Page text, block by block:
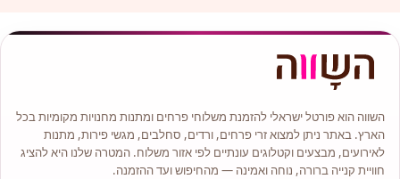
השווה הוא פורטל ישראלי להזמנת משלוחי פרחים ומתנות מחנויות מקומיות בכל
הארץ. באתר ניתן למצוא זרי פרחים, ורדים, סחלבים, מגשי פירות, מתנות
לאירועים, מבצעים וקטלוגים עונתיים לפי אזור משלוח. המטרה שלנו היא להציג
חוויית קנייה ברורה, נוחה ואמינה — מהחיפוש ועד ההזמנה.